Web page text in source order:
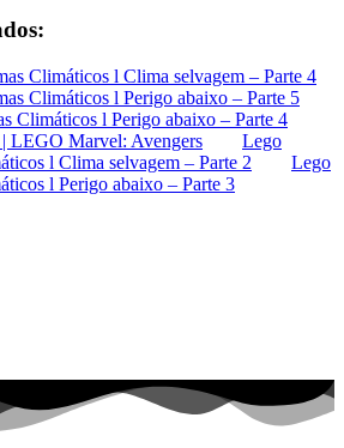
Climáticos l Clima selvagem – Parte 4
Climáticos l Perigo abaixo – Parte 5
Climáticos l Perigo abaixo – Parte 4
LEGO Marvel: Avengers
Lego
l Clima selvagem – Parte 2
Lego
l Perigo abaixo – Parte 3